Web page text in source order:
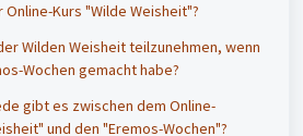
Kurs "Wilde Weisheit"?
Wilden Weisheit teilzunehmen, wenn
Wochen gemacht habe?
gibt es zwischen dem Online-
und den "Eremos-Wochen"?